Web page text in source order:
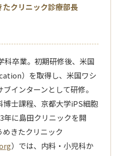
クリニック診療部長
科卒業。初期研修後、米国
）を取得し、米国ワシ
インターンとして研修。
博士課程、京都大学iPS細胞
年に島田クリニックを開
きたクリニック
）では、内料・小児科か